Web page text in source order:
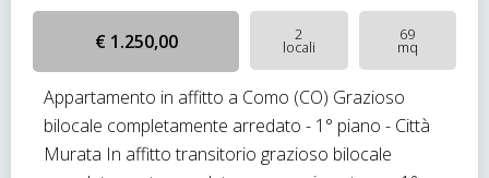
€ 1.250,00 2
locali
69
mq
Appartamento in affitto a Como (CO) Grazioso
bilocale completamente arredato - 1° piano - Città
Murata In affitto transitorio grazioso bilocale